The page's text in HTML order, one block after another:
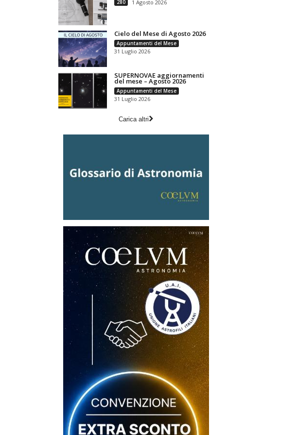
280 1 Agosto 2026
Cielo del Mese di Agosto 2026
Appuntamenti del Mese
31 Luglio 2026
SUPERNOVAE aggiornamenti
del mese – Agosto 2026
Appuntamenti del Mese
31 Luglio 2026
Carica altri